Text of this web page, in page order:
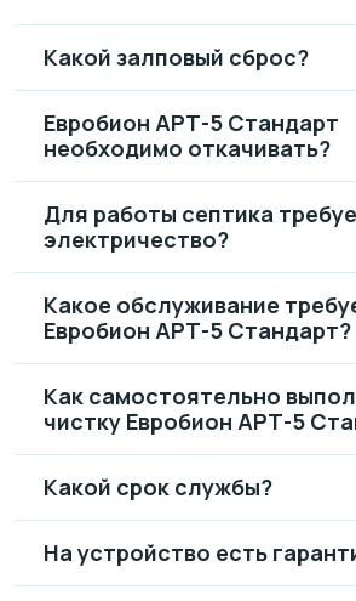
Какой залповый сброс?
Евробион АРТ-5 Стандарт
необходимо откачивать?
Для работы септика
электричество?
Какое обслуживание
Евробион АРТ-5 Стандарт?
Как самостоятельно
чистку Евробион АРТ-5
Какой срок службы?
На устройство есть